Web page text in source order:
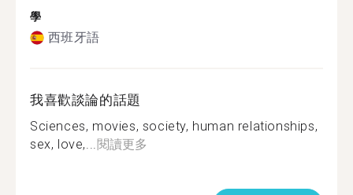
學
西班牙語
我喜歡談論的話題
Sciences, movies, society, human relationships,
sex, love,...閱讀更多